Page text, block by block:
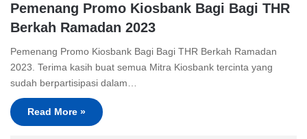
Pemenang Promo Kiosbank Bagi Bagi THR
Berkah Ramadan 2023
Pemenang Promo Kiosbank Bagi Bagi THR Berkah Ramadan
2023. Terima kasih buat semua Mitra Kiosbank tercinta yang
sudah berpartisipasi dalam…
Read More »